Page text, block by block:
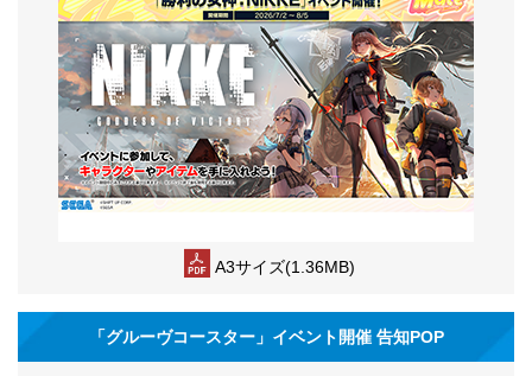
A3サイズ(1.36MB)
「グルーヴコースター」イベント開催 告知POP